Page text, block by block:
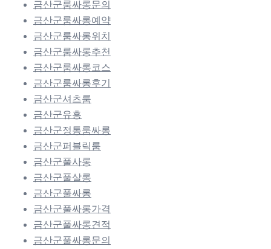
금산군룸싸롱문의
금산군룸싸롱예약
금산군룸싸롱위치
금산군룸싸롱추천
금산군룸싸롱코스
금산군룸싸롱후기
금산군셔츠룸
금산군유흥
금산군정통룸싸롱
금산군퍼블릭룸
금산군풀사롱
금산군풀살롱
금산군풀싸롱
금산군풀싸롱가격
금산군풀싸롱견적
금산군풀싸롱문의